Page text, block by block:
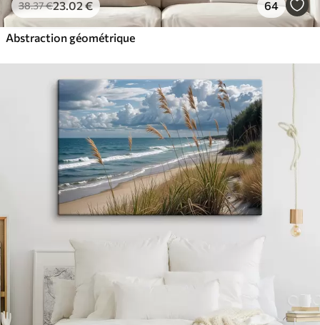
38.37€23.02 € 64
Abstraction géométrique